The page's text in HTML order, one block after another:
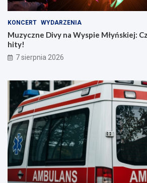
KONCERT WYDARZENIA
Muzyczne Divy na Wyspie Młyńskiej:
hity!
7 sierpnia 2026